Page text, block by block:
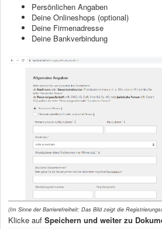
Persönlichen Angaben
Deine Onlineshops (optional)
Deine Firmenadresse
Deine Bankverbindung
(Im Sinne der Barrierefreiheit: Das Bild zeigt die
Klicke auf Speichern und weiter zu